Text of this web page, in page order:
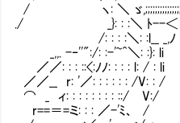
/ ヽ: ＼ ゞ,;;;;;;;;;;;;;;;''
./ _}: : :＼ ﾄ--＜
/: : : :＼: :l__ _,ﾉ |
_,,. -‐''":/: :-'~^＼:
／／: : : ::<:ﾉﾉ: : : : l:
／／__ r: '／: : : : : : /
⌒ _ ィ: : : : : : : :
r==＝=ミ: : : ／-'ﾐ